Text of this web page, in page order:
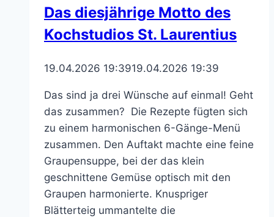
Das diesjährige Motto des
Kochstudios St. Laurentius
19.04.2026 19:3919.04.2026 19:39
Das sind ja drei Wünsche auf einmal! Geht
das zusammen? Die Rezepte fügten sich
zu einem harmonischen 6-Gänge-Menü
zusammen. Den Auftakt machte eine feine
Graupensuppe, bei der das klein
geschnittene Gemüse optisch mit den
Graupen harmonierte. Knuspriger
Blätterteig ummantelte die